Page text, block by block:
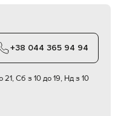
+38 044 365 94 94
21, Сб з 10 до 19, Нд з 10